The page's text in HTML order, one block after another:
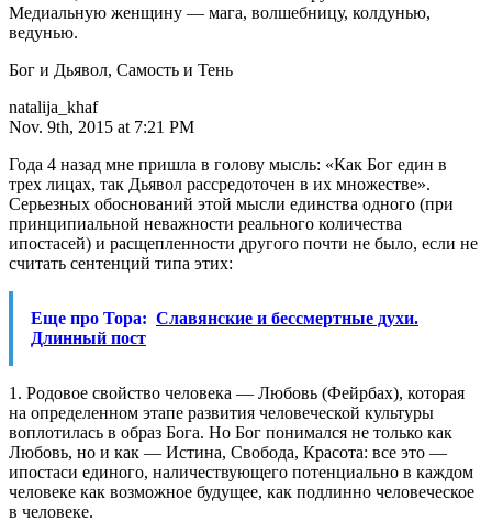
Медиальную женщину — мага, волшебницу, колдунью,
ведунью.
Бог и Дьявол, Самость и Тень
natalija_khaf
Nov. 9th, 2015 at 7:21 PM
Года 4 назад мне пришла в голову мысль: «Как Бог един в
трех лицах, так Дьявол рассредоточен в их множестве».
Серьезных обоснований этой мысли единства одного (при
принципиальной неважности реального количества
ипостасей) и расщепленности другого почти не было, если не
считать сентенций типа этих:
Еще про Тора: Славянские и бессмертные духи.
Длинный пост⁠⁠
1. Родовое свойство человека — Любовь (Фейрбах), которая
на определенном этапе развития человеческой культуры
воплотилась в образ Бога. Но Бог понимался не только как
Любовь, но и как — Истина, Свобода, Красота: все это —
ипостаси единого, наличествующего потенциально в каждом
человеке как возможное будущее, как подлинно человеческое
в человеке.